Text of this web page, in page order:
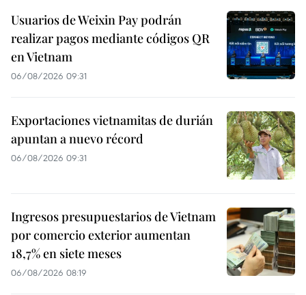
Usuarios de Weixin Pay podrán
realizar pagos mediante códigos QR
en Vietnam
06/08/2026 09:31
Exportaciones vietnamitas de durián
apuntan a nuevo récord
06/08/2026 09:31
Ingresos presupuestarios de Vietnam
por comercio exterior aumentan
18,7% en siete meses
06/08/2026 08:19